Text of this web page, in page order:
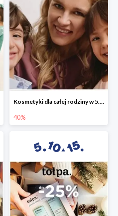
Kosmetyki dla całej rodziny w 5.10.15 do -40%
40%